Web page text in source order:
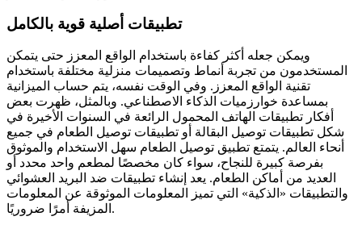
تطبيقات أصلية قوية بالكامل
ويمكن جعله أكثر كفاءة باستخدام الواقع المعزز حتى يتمكن
المستخدمون من تجربة أنماط وتصميمات منزلية مختلفة باستخدام
تقنية الواقع المعزز. وفي الوقت نفسه، يتم حساب الميزانية
بمساعدة خوارزميات الذكاء الاصطناعي. وبالمثل، ظهرت بعض
أفكار تطبيقات الهاتف المحمول الرائعة في السنوات الأخيرة في
شكل تطبيقات توصيل البقالة أو تطبيقات توصيل الطعام في جميع
أنحاء العالم. يتمتع تطبيق توصيل الطعام سهل الاستخدام والموثوق
بفرصة كبيرة للنجاح، سواء كان مخصصًا لمطعم واحد محدد أو
العديد من أماكن الطعام. يعد إنشاء تطبيقات ضد البريد العشوائي
والتطبيقات «الذكية» التي تميز المعلومات الموثوقة عن المعلومات
المزيفة أمرًا ضروريًا.